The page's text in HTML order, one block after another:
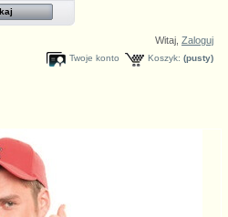
Witaj,Zaloguj
Koszyk: (pusty)
Twoje konto